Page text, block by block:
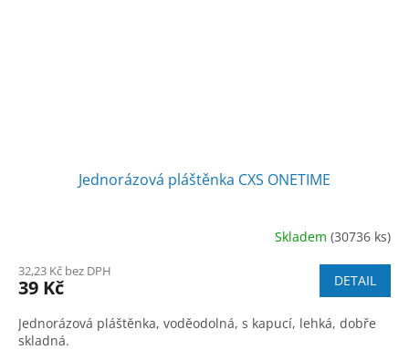
Jednorázová pláštěnka CXS ONETIME
Skladem (30736 ks)
32,23 Kč bez DPH
39 Kč DETAIL
Jednorázová pláštěnka, voděodolná, s kapucí, lehká, dobře
skladná.